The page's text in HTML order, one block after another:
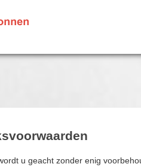
u geacht zonder enig